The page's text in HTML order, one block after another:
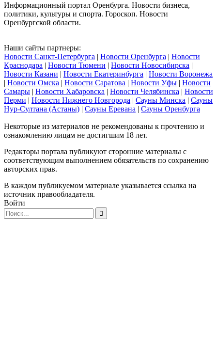
Информационный портал Оренбурга. Новости бизнеса,
политики, культуры и спорта. Гороскоп. Новости
Оренбургской области.
Наши сайты партнеры:
Новости Санкт-Петербурга | Новости Оренбурга | Новости
Краснодара | Новости Тюмени | Новости Новосибирска |
Новости Казани | Новости Екатеринбурга | Новости Воронежа
| Новости Омска | Новости Саратова | Новости Уфы | Новости
Самары | Новости Хабаровска | Новости Челябинска | Новости
Перми | Новости Нижнего Новгорода | Сауны Минска | Сауны
Нур-Султана (Астаны) | Сауны Еревана | Сауны Оренбурга
Некоторые из материалов не рекомендованы к прочтению и
ознакомлению лицам не достигшим 18 лет.
Редакторы портала публикуют сторонние материалы с
соответствующим выполнением обязательств по сохранению
авторских прав.
В каждом публикуемом материале указывается ссылка на
источник правообладателя.
Войти